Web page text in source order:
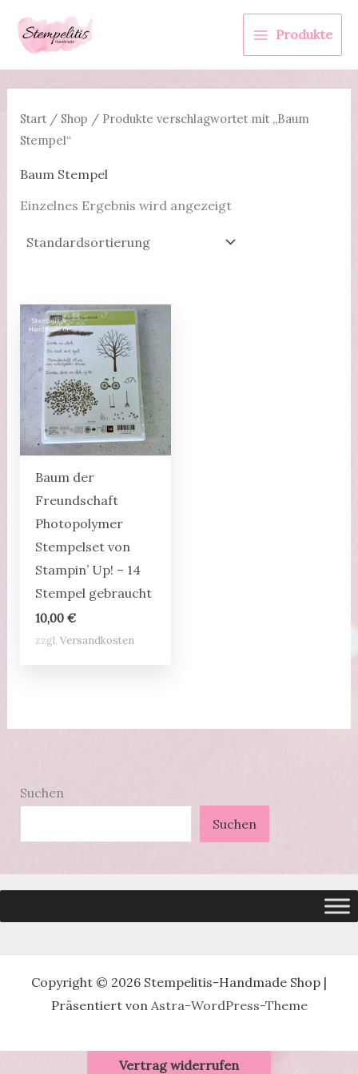
Inhalt
springen
Produkte
Start/ Shop / Produkte verschlagwortet mit „Baum
Stempel“
Baum Stempel
Einzelnes Ergebnis wird angezeigt
Baum der
Freundschaft
Photopolymer
Stempelset von
Stampin’ Up! – 14
Stempel gebraucht
10,00 €
zzgl. Versandkosten
Suchen
Suchen
Copyright © 2026 Stempelitis-Handmade Shop |
Präsentiert von Astra-WordPress-Theme
Vertrag widerrufen